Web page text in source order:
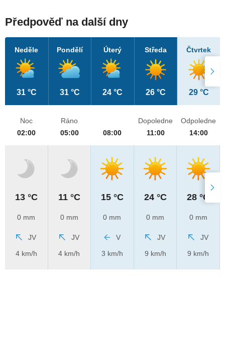
Předpověď na další dny
Neděle
31 °C
Pondělí
31 °C
Úterý
24 °C
Středa
26 °C
Čtvrtek
29 °C
Noc
02:00
13 °C
0 mm
JV
4 km/h
Ráno
05:00
11 °C
0 mm
JV
4 km/h
08:00
15 °C
0 mm
V
3 km/h
Dopoledne
11:00
24 °C
0 mm
JV
9 km/h
Odpoledne
14:00
28 °C
0 mm
JV
9 km/h